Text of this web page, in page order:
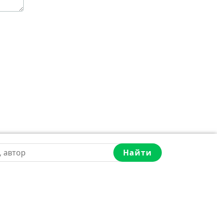
Найти